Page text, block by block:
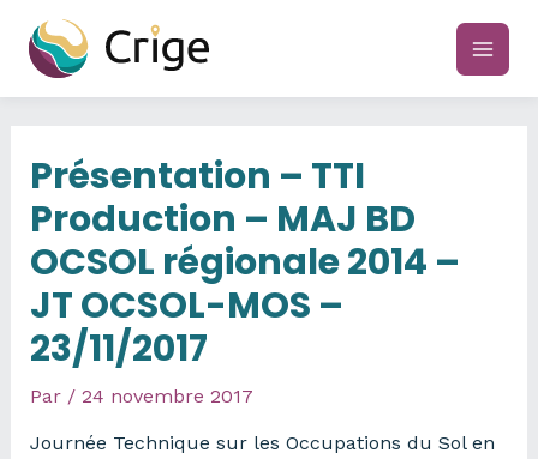
contenu
main
Présentation – TTI
Production – MAJ BD
OCSOL régionale 2014 –
JT OCSOL-MOS –
23/11/2017
Par / 24 novembre 2017
Journée Technique sur les Occupations du Sol en